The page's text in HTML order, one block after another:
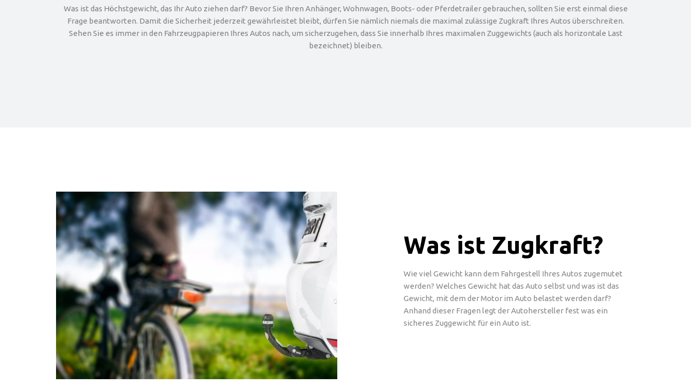
Was ist das Höchstgewicht, das Ihr Auto ziehen darf? Bevor Sie Ihren Anhänger, Wohnwagen, Boots- oder Pferdetrailer gebrauchen, sollten Sie erst einmal diese
Frage beantworten. Damit die Sicherheit jederzeit gewährleistet bleibt, dürfen Sie nämlich niemals die maximal zulässige Zugkraft Ihres Autos überschreiten.
Sehen Sie es immer in den Fahrzeugpapieren Ihres Autos nach, um sicherzugehen, dass Sie innerhalb Ihres maximalen Zuggewichts (auch als horizontale Last
bezeichnet) bleiben.
Was ist Zugkraft?
Wie viel Gewicht kann dem Fahrgestell Ihres Autos zugemutet
werden? Welches Gewicht hat das Auto selbst und was ist das
Gewicht, mit dem der Motor im Auto belastet werden darf?
Anhand dieser Fragen legt der Autohersteller fest was ein
sicheres Zuggewicht für ein Auto ist.